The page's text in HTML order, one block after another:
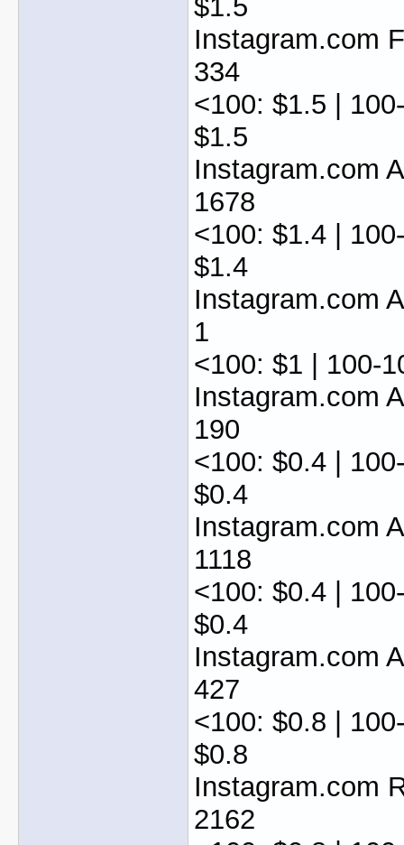
$1.5
Instagram.com
334
<100: $1.5 |
$1.5
Instagram.com
1678
<100: $1.4 |
$1.4
Instagram.com
1
<100: $1 | 100-
Instagram.com
190
<100: $0.4 |
$0.4
Instagram.com
1118
<100: $0.4 |
$0.4
Instagram.com
427
<100: $0.8 |
$0.8
Instagram.com
2162